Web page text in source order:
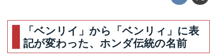
「ベンリイ」から「ベンリィ」に表
記が変わった、ホンダ伝統の名前